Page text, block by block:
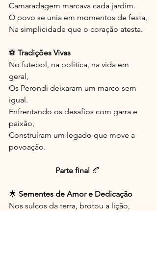
Camaradagem marcava cada jardim.
O povo se unia em momentos de festa,
Na simplicidade que o coração atesta.
⚽ Tradições Vivas
No futebol, na política, na vida em
geral,
Os Perondi deixaram um marco sem
igual.
Enfrentando os desafios com garra e
paixão,
Construíram um legado que move a
povoação.
Parte final 🍂
🌟 Sementes de Amor e Dedicação
Nos sulcos da terra, brotou a lição,